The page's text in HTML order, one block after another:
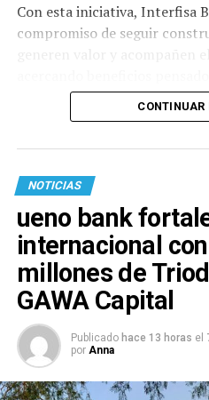
Con esta iniciativa, Interfisa
compromiso de seguir
CONTINUAR
NOTICIAS
ueno bank
internacional
millones de
GAWA Capital
Publicado hace 13 horas el
por Anna